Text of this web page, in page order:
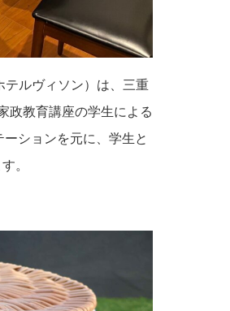
テルヴィソン）は、三重
政教育講座の学生による
ションを元に、学生と
。